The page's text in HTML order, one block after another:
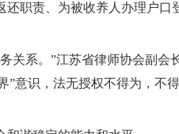
职责、为被收养人办理户口
关系。”江苏省律师协会副会
意识，法无授权不得为，不